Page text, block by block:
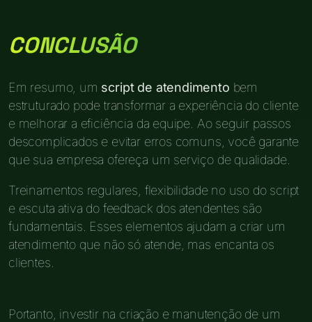
CONCLUSÃO
Em resumo, um script de atendimento bem
estruturado pode transformar a experiência do cliente
e melhorar a eficiência da equipe. Ao seguir passos
descomplicados e evitar erros comuns, você garante
que sua empresa ofereça um serviço de qualidade.
Treinamentos regulares, flexibilidade no uso do script
e escuta ativa do feedback dos atendentes são
fundamentais. Esses elementos ajudam a criar um
atendimento que não só atende, mas encanta os
clientes.
Portanto, investir na criação e manutenção de um